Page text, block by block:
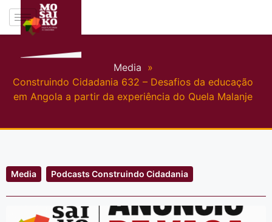
Media »
Construindo Cidadania 632 – Desafios da educação
em Angola a partir da experiência do Quela Malanje
Media Podcasts Construindo Cidadania